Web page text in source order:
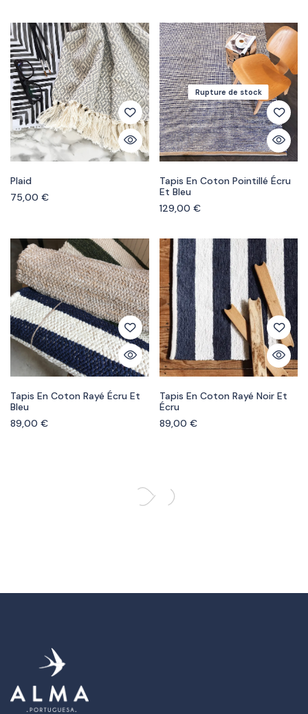
Plaid
75,00 €
Rupture de stock
Tapis En Coton Pointillé Écru
Et Bleu
129,00 €
Tapis En Coton Rayé Écru Et
Bleu
89,00 €
Tapis En Coton Rayé Noir Et
Écru
89,00 €